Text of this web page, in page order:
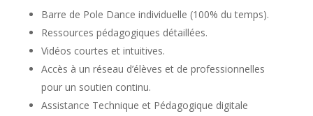
Barre de Pole Dance individuelle (100% du temps).
Ressources pédagogiques détaillées.
Vidéos courtes et intuitives.
Accès à un réseau d’élèves et de professionnelles
pour un soutien continu.
Assistance Technique et Pédagogique digitale